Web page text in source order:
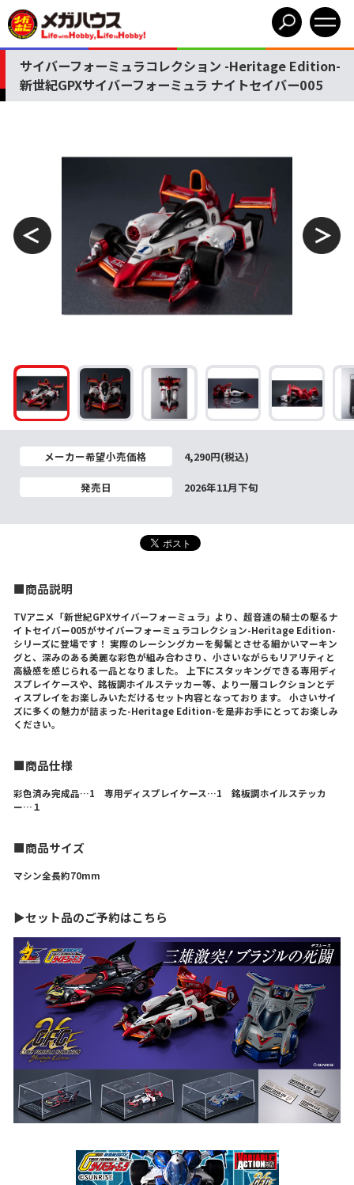
サイバーフォーミュラコレクション -Heritage Edition-
新世紀GPXサイバーフォーミュラ ナイトセイバー005
メーカー希望小売価格 4,290円(税込)
発売日 2026年11月下旬
■商品説明
TVアニメ「新世紀GPXサイバーフォーミュラ」より、超音速の騎士の駆るナ
イトセイバー005がサイバーフォーミュラコレクション-Heritage Edition-
シリーズに登場です！ 実際のレーシングカーを髣髴とさせる細かいマーキン
グと、深みのある美麗な彩色が組み合わさり、小さいながらもリアリティと
高級感を感じられる一品となりました。 上下にスタッキングできる専用ディ
スプレイケースや、銘板調ホイルステッカー等、より一層コレクションとデ
ィスプレイをお楽しみいただけるセット内容となっております。 小さいサイ
ズに多くの魅力が詰まった-Heritage Edition-を是非お手にとってお楽しみ
ください。
■商品仕様
彩色済み完成品…1 専用ディスプレイケース…1 銘板調ホイルステッカ
ー…１
■商品サイズ
マシン全長約70mm
▶セット品のご予約はこちら